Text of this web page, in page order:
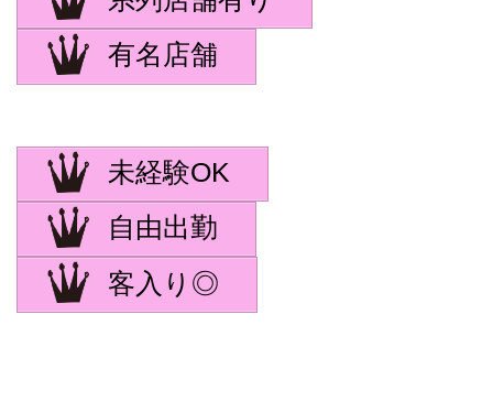
有名店舗
未経験OK
自由出勤
客入り◎